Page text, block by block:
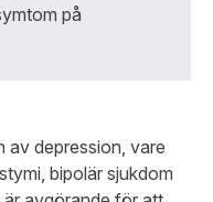
på
av depression, vare
bipolär sjukdom